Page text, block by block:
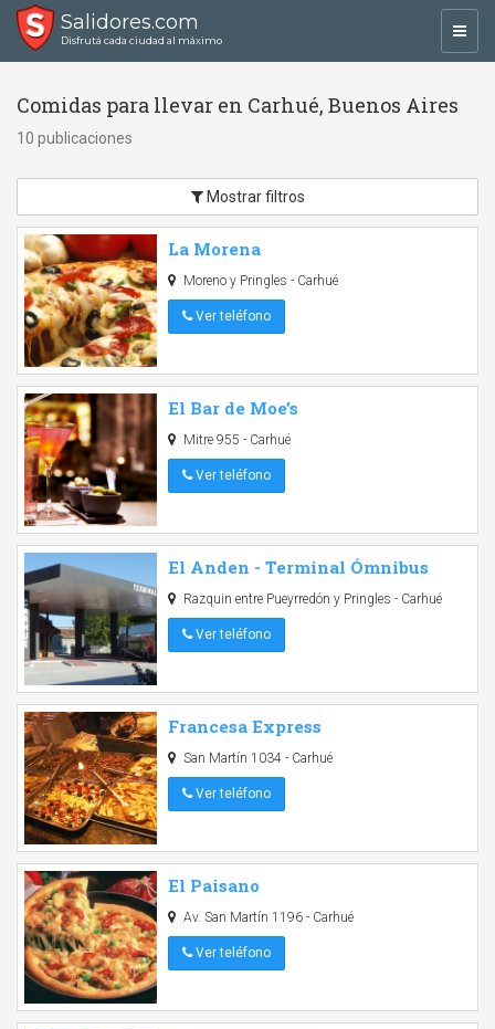
Salidores.com
Disfrutá cada ciudad al máximo
Comidas para llevar en Carhué, Buenos Aires
10 publicaciones
Mostrar filtros
La Morena
Moreno y Pringles - Carhué
Ver teléfono
El Bar de Moe’s
Mitre 955 - Carhué
Ver teléfono
El Anden - Terminal Ómnibus
Razquin entre Pueyrredón y Pringles - Carhué
Ver teléfono
Francesa Express
San Martín 1034 - Carhué
Ver teléfono
El Paisano
Av. San Martín 1196 - Carhué
Ver teléfono